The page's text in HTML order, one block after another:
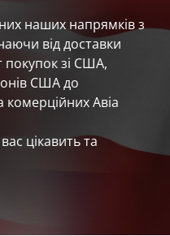
наших напрямків з
від доставки
покупок зі США,
США до
Авіа
цікавить та